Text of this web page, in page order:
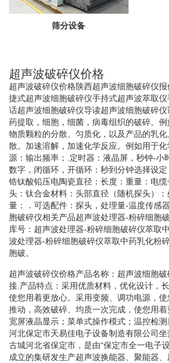
筛分设备
超声波破碎仪价格
超声波破碎仪价格陕西超声波细胞破碎仪
捷式超声波细胞破碎仪手持式超声波萃取
话超声波细胞破碎仪导读超声波细胞破碎
药提取，细胞，细菌，病毒组织的破碎。例
物质颗粒的分散、匀质化，以及产品的乳
散。加速溶解，加速化学反应。例如用于
源：输出频率；.定时器：液晶屏，秒钟-小
数字，闭循环，开循环：秒到分钟选择设
锆钛酸铅压电陶瓷直径：长度：重量：电
头：钛合金材料：头部直径（随机探头）
量：．可选配件：探头，处理量-温度传感
胞破碎仪相关产品超声波处理器-粉碎细胞
库号：超声波处理器-粉碎细胞破碎仪萃取
波处理器-粉碎细胞破碎仪萃取中药乳化粉
胞破。
超声波破碎仪价格产品名称：超声波细胞
接.产品特点：采用优质材料，优化设计，
使您用着更放心。采用变频、调功电源，
推动，高效破碎、均质一次完成，使您用着
宽屏液晶显示；菜单式操作模式；温控检测
河北保定市天易佳电子设备制造有限公司
古城河北省保定市，是由“保定市全一电子
成立的集研发生产超声波换能器、聚能器